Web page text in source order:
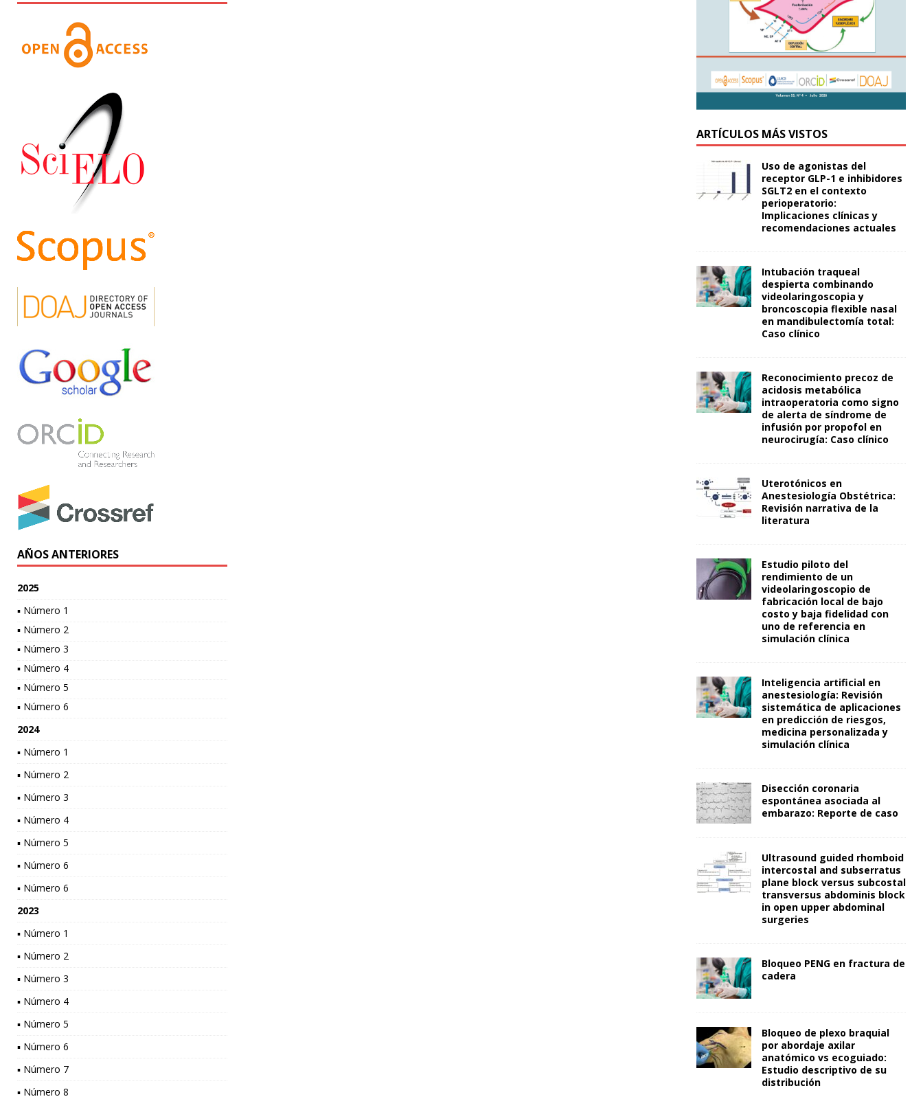
AÑOS ANTERIORES
2025
▪ Número 1
▪ Número 2
▪ Número 3
▪ Número 4
▪ Número 5
▪ Número 6
2024
▪ Número 1
▪ Número 2
▪ Número 3
▪ Número 4
▪ Número 5
▪ Número 6
▪ Número 6
2023
▪ Número 1
▪ Número 2
▪ Número 3
▪ Número 4
▪ Número 5
▪ Número 6
▪ Número 7
▪ Número 8
ARTÍCULOS MÁS VISTOS
Uso de agonistas del
receptor GLP-1 e inhibidores
SGLT2 en el contexto
perioperatorio:
Implicaciones clínicas y
recomendaciones actuales
Intubación traqueal
despierta combinando
videolaringoscopia y
broncoscopia flexible nasal
en mandibulectomía total:
Caso clínico
Reconocimiento precoz de
acidosis metabólica
intraoperatoria como signo
de alerta de síndrome de
infusión por propofol en
neurocirugía: Caso clínico
Uterotónicos en
Anestesiología Obstétrica:
Revisión narrativa de la
literatura
Estudio piloto del
rendimiento de un
videolaringoscopio de
fabricación local de bajo
costo y baja fidelidad con
uno de referencia en
simulación clínica
Inteligencia artificial en
anestesiología: Revisión
sistemática de aplicaciones
en predicción de riesgos,
medicina personalizada y
simulación clínica
Disección coronaria
espontánea asociada al
embarazo: Reporte de caso
Ultrasound guided rhomboid
intercostal and subserratus
plane block versus subcostal
transversus abdominis block
in open upper abdominal
surgeries
Bloqueo PENG en fractura de
cadera
Bloqueo de plexo braquial
por abordaje axilar
anatómico vs ecoguiado:
Estudio descriptivo de su
distribución